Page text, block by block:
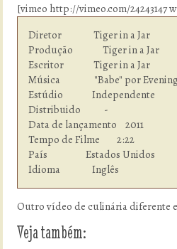
[vimeo http://vimeo.com/24243147
Diretor               Tiger in a Jar
Produção              Tiger in a Jar
Escritor              Tiger in a Jar
Música                "Babe" por
Estúdio  	      Independente
Distribuido           -
Data de lançamento    2011
Tempo de Filme        2:22
País                  Estados Unidos
Idioma  	      Inglês
Outro vídeo de culinária diferente
Veja também: